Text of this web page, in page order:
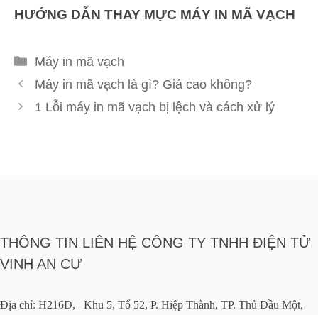
HƯỚNG DẪN THAY MỰC MÁY IN MÃ VẠCH
Danh
mục
Máy in mã vạch
Máy in mã vạch là gì? Giá cao không?
1 Lỗi máy in mã vạch bị lệch và cách xử lý
THÔNG TIN LIÊN HỆ CÔNG TY TNHH ĐIỆN TỬ
VINH AN CƯ
Địa chỉ: H216D, Khu 5, Tổ 52, P. Hiệp Thành, TP. Thủ Dầu Một,